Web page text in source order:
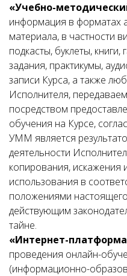
«Учебно-
информация в форматах
материала, в частности
подкасты, буклеты, книги,
задания, практикумы,
записи Курса, а также
Исполнителя,
посредством
обучения на Курсе,
УММ является
деятельности
копирования, искажения
использования в
положениями
действующим
тайне.
«Интернет-
проведения онлайн-
(информационно-